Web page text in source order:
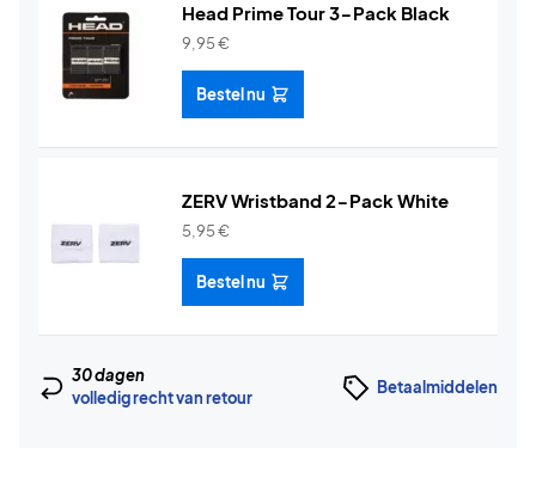
Head Prime Tour 3-Pack Black
9,95€
Bestel nu
ZERV Wristband 2-Pack White
5,95€
Bestel nu
30 dagen
volledig recht van retour
Betaalmiddelen